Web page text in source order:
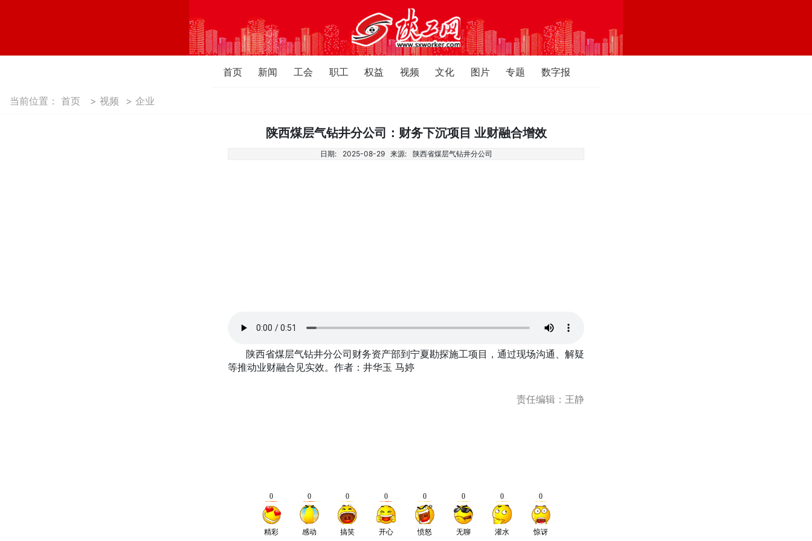
首页 新闻 工会 职工 权益 视频 文化 图片 专题 数字报
当前位置：首页 > 视频 > 企业
陕西煤层气钻井分公司：财务下沉项目 业财融合增效
日期: 2025-08-29 来源: 陕西省煤层气钻井分公司
陕西省煤层气钻井分公司财务资产部到宁夏勘探施工项目，通过现场沟通、解疑
等推动业财融合见实效。作者：井华玉 马婷
责任编辑：王静